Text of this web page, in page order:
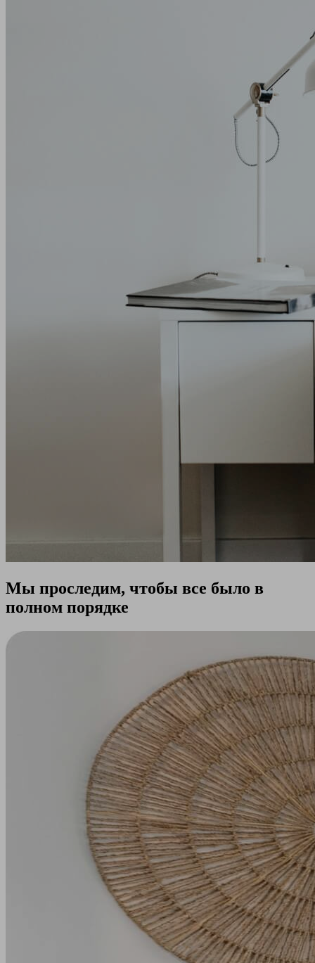
Мы проследим, чтобы все было в
полном порядке